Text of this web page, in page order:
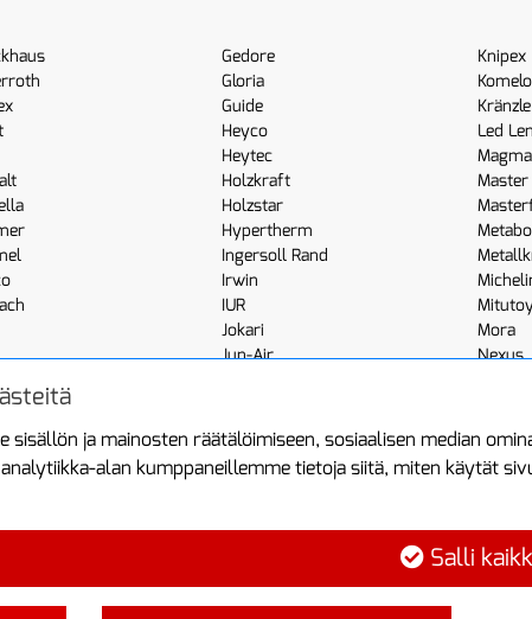
Gedore
Gloria
Guide
Heyco
Heytec
Holzkraft
Holzstar
Hypertherm
Ingersoll Rand
Irwin
IUR
Jokari
Jun-Air
Knipex
Kränzle
Led
Master
Metabo
Mora
Nexus
ja maksaminen
ostamista
Asiakastilini
Asiakastili
Luo tili
ja mainosten räätälöimiseen, sosiaalisen median
alan kumppaneillemme tietoja siitä, miten käytät
Salli